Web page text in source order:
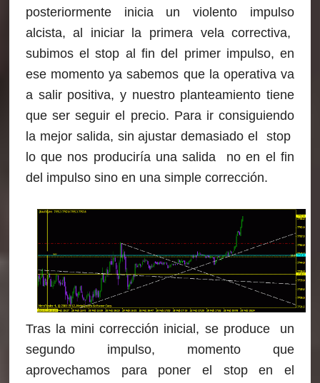
posteriormente inicia un violento impulso
alcista, al iniciar la primera vela correctiva,
subimos el stop al fin del primer impulso, en
ese momento ya sabemos que la operativa va
a salir positiva, y nuestro planteamiento tiene
que ser seguir el precio. Para ir consiguiendo
la mejor salida, sin ajustar demasiado el stop
lo que nos produciría una salida no en el fin
del impulso sino en una simple corrección.
Tras la mini corrección inicial, se produce un
segundo impulso, momento que
aprovechamos para poner el stop en el